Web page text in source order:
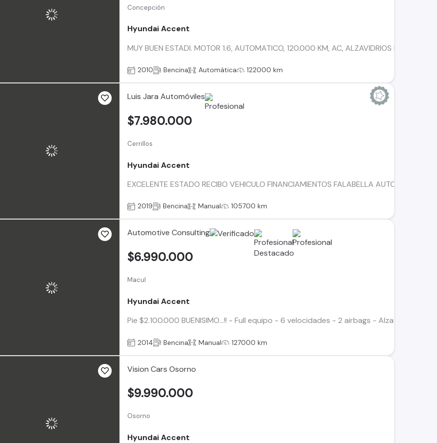
Concepción
Hyundai Accent
MUY BUEN ESTADI. MOTOR 1.6, AUTOMATICO, 120.000 KM, AC, ALZAVIDRIOS
2010 Bencina Automática 122000 km
Luis Jara Automóviles
Cerrillos
Hyundai Accent
EXCELENTE ESTADO RECIBO VEHICULO FINANCIAMIENTOS FALABELLA AUTOFIN
$7.980.000
2019 Bencina Manual 105700 km
Automotive Consulting
Macul
Hyundai Accent
Pie $2.100.000 BUENISIMO...!! - Full equipo - 6 velocidades - 2 airbags - Alzavidrios
$6.990.000
2014 Bencina Manual 127000 km
Vision Cars Osorno
Osorno
Hyundai Accent
$9.990.000